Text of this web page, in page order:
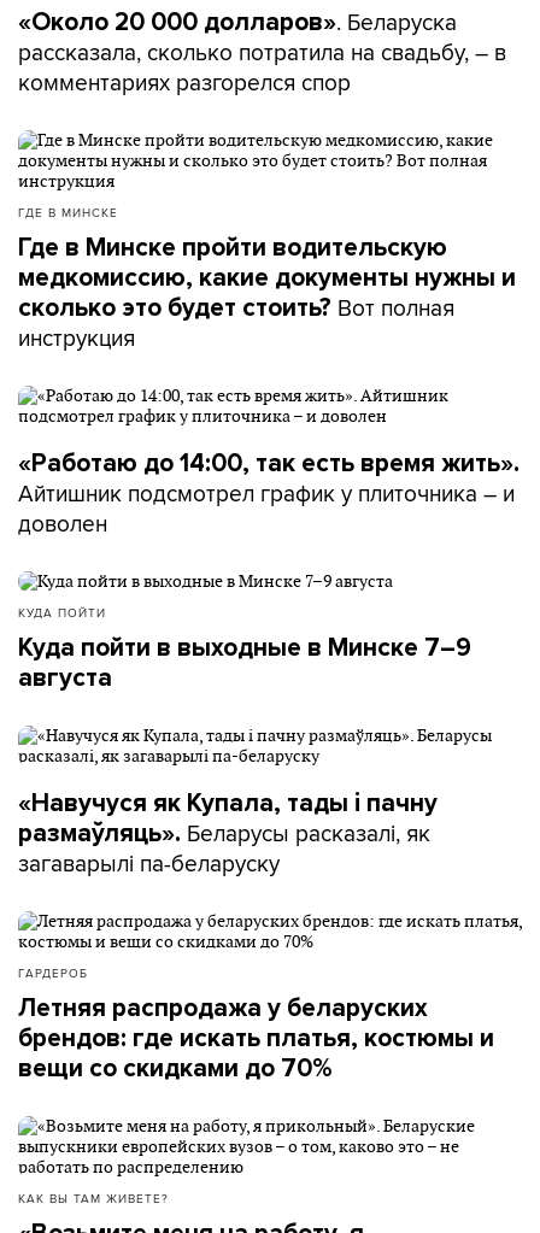
«Около 20 000 долларов». Беларуска
рассказала, сколько потратила на свадьбу, – в
комментариях разгорелся спор
ГДЕ В МИНСКЕ
Где в Минске пройти водительскую
медкомиссию, какие документы нужны и
сколько это будет стоить? Вот полная
инструкция
«Работаю до 14:00, так есть время жить».
Айтишник подсмотрел график у плиточника – и
доволен
КУДА ПОЙТИ
Куда пойти в выходные в Минске 7–9
августа
«Навучуся як Купала, тады і пачну
размаўляць». Беларусы расказалі, як
загаварылі па-беларуску
ГАРДЕРОБ
Летняя распродажа у беларуских
брендов: где искать платья, костюмы и
вещи со скидками до 70%
КАК ВЫ ТАМ ЖИВЕТЕ?